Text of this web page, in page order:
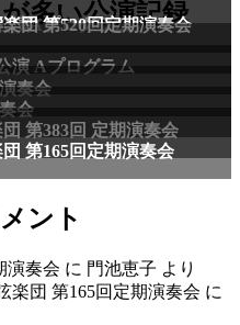
多い公演記録
演Aプログラム
団 第520回定期演奏会
演 Aプログラム
奏会
会
第383回 定期演奏会
第165回定期演奏会
ント
演奏会 に 門池恵子 より
楽団 第165回定期演奏会 に